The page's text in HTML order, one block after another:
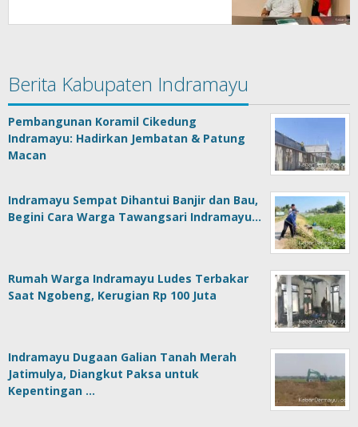
Berita Kabupaten Indramayu
Pembangunan Koramil Cikedung
Indramayu: Hadirkan Jembatan & Patung
Macan
Indramayu Sempat Dihantui Banjir dan Bau,
Begini Cara Warga Tawangsari Indramayu…
Rumah Warga Indramayu Ludes Terbakar
Saat Ngobeng, Kerugian Rp 100 Juta
Indramayu Dugaan Galian Tanah Merah
Jatimulya, Diangkut Paksa untuk
Kepentingan …